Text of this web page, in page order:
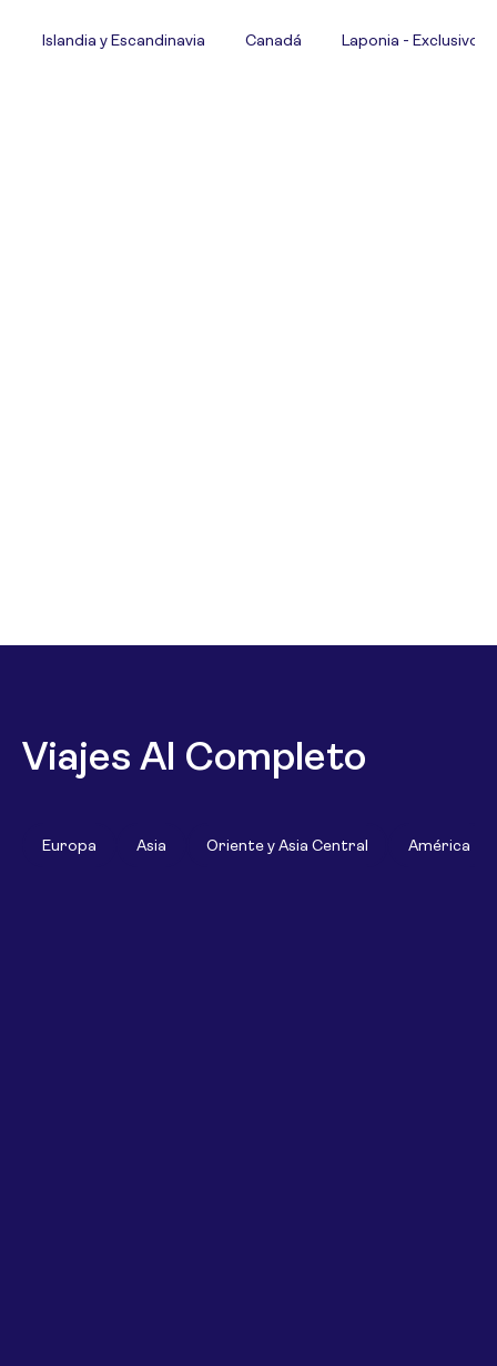
Islandia y Escandinavia Canadá Laponia - Exclusivo
Viajes Al Completo
Europa Asia Oriente y Asia Central América